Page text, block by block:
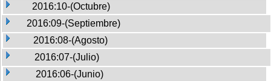
2016:10-(Octubre)
2016:09-(Septiembre)
2016:08-(Agosto)
2016:07-(Julio)
2016:06-(Junio)